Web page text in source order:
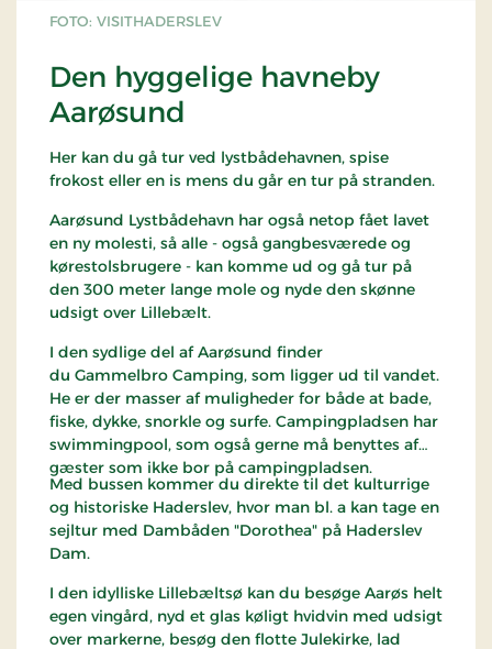
FOTO: VISITHADERSLEV
Den hyggelige havneby
Aarøsund
Her kan du gå tur ved lystbådehavnen, spise
frokost eller en is mens du går en tur på stranden.
Aarøsund Lystbådehavn har også netop fået lavet
en ny molesti, så alle - også gangbesværede og
kørestolsbrugere - kan komme ud og gå tur på
den 300 meter lange mole og nyde den skønne
udsigt over Lillebælt.
I den sydlige del af Aarøsund finder
du Gammelbro Camping, som ligger ud til vandet.
He er der masser af muligheder for både at bade,
fiske, dykke, snorkle og surfe. Campingpladsen har
swimmingpool, som også gerne må benyttes af
gæster som ikke bor på campingpladsen.
Med bussen kommer du direkte til det kulturrige
og historiske Haderslev, hvor man bl. a kan tage en
sejltur med Dambåden "Dorothea" på Haderslev
Dam.
I den idylliske Lillebæltsø kan du besøge Aarøs helt
egen vingård, nyd et glas køligt hvidvin med udsigt
over markerne, besøg den flotte Julekirke, lad